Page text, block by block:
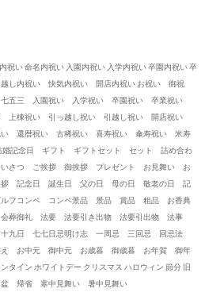
祝い 命名内祝い 入園内祝い 入学内祝い 卒園内祝い 卒
し内祝い 快気内祝い 開店内祝い お祝い 御祝
五三 入園祝い 入学祝い 卒園祝い 卒業祝い
上棟祝い 引っ越し祝い 引越し祝い 開店祝い
還暦祝い 古稀祝い 喜寿祝い 傘寿祝い 米寿
記念日 ギフト ギフトセット セット 詰め合わ
さつ ご挨拶 御挨拶 プレゼント お見舞い お
拶 記念日 誕生日 父の日 母の日 敬老の日 記
フコンペ コンペ景品 景品 賞品 粗品 お香典
葬御礼 法要 法要引き出物 法要引出物 法事
九日 七七日忌明け志 一周忌 三回忌 回忌法
お中元 御中元 お歳暮 御歳暮 お年賀 御年
ン ホワイトデー クリスマス ハロウィン 節分 旧
帰省 寒中見舞い 暑中見舞い